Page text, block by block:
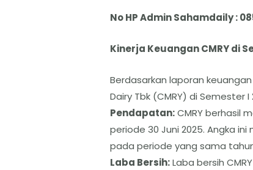
No HP Admin Sahamdaily :
Kinerja Keuangan CMRY di
Berdasarkan laporan
Dairy Tbk (CMRY) di Semester
​Pendapatan:CMRY berhasil
periode 30 Juni 2025. Angka
pada periode yang sama
​Laba Bersih:Laba bersih